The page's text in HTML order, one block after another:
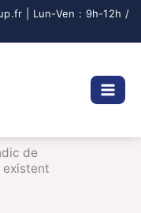
de
existent